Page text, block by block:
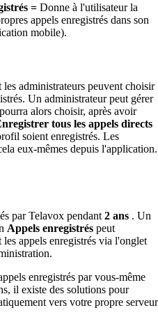
= Donne à l'utilisateur la
appels enregistrés dans son
mobile).
administrateurs peuvent choisir
Un administrateur peut gérer
alors choisir, après avoir
tous les appels directs
soient enregistrés. Les
eux-mêmes depuis l'application.
par Telavox pendant 2 ans . Un
Appels enregistrés peut
appels enregistrés via l'onglet
enregistrés par vous-même
il existe des solutions pour
vers votre propre serveur